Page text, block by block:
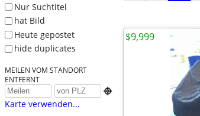
Nur Suchtitel
hat Bild
Heute gepostet
hide duplicates
MEILEN VOM STANDORT
ENTFERNT

Karte verwenden...
$9,999